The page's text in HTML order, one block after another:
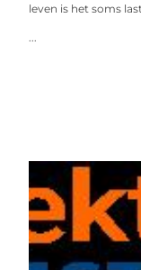
leven is het soms
...